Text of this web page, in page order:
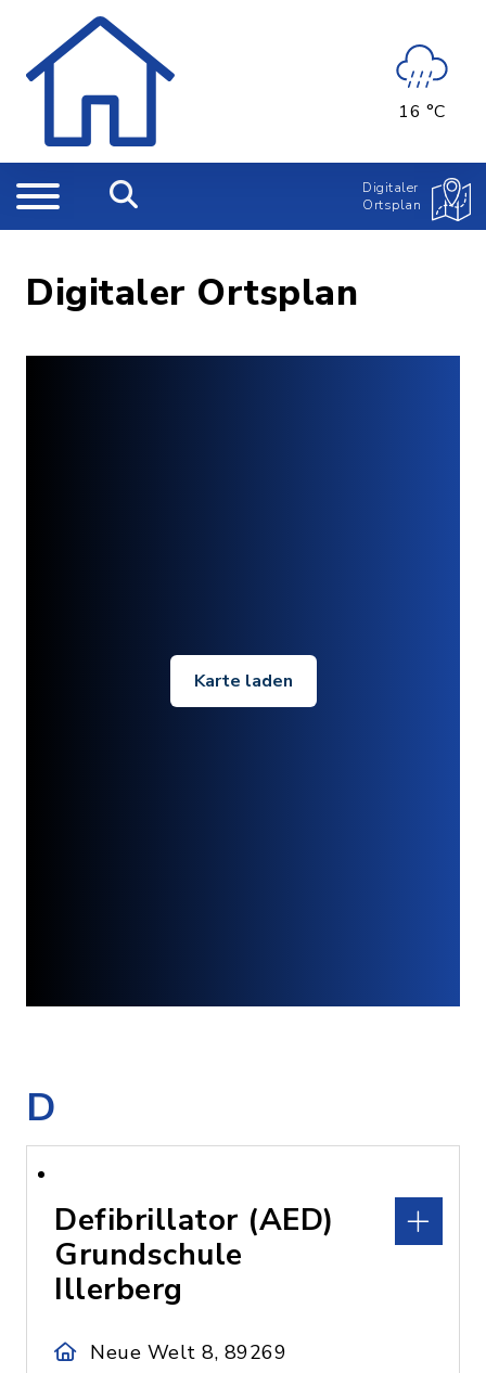
16 °C
Digitaler
Ortsplan
Digitaler Ortsplan
Karte laden
D
Defibrillator (AED)
Grundschule
Illerberg
Neue Welt 8, 89269